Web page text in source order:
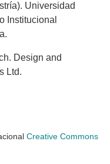
Universidad
Institucional
Design and
Ltd.
Creative Commons